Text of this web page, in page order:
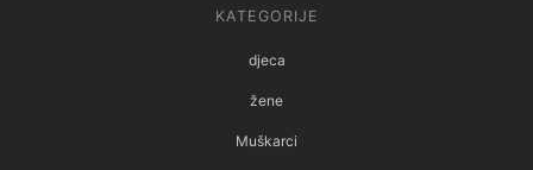
KATEGORIJE
djeca
žene
Muškarci